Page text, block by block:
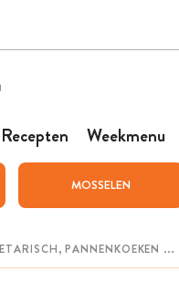
Recepten Weekmenu
MOSSELEN